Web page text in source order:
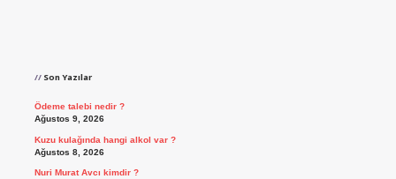
Son Yazılar
Ödeme talebi nedir ?
Ağustos 9, 2026
Kuzu kulağında hangi alkol var ?
Ağustos 8, 2026
Nuri Murat Avcı kimdir ?